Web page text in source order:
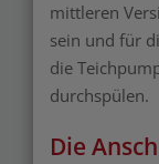
mittleren
sein und für
die
durchspülen.
Die